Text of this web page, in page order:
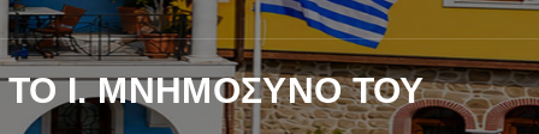
Ι. ΜΝΗΜΟΣΥΝΟ ΤΟΥ